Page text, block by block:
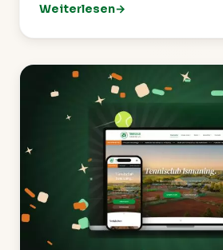
Weiterlesen
: TCI-Sommerfest 2026 – Ein